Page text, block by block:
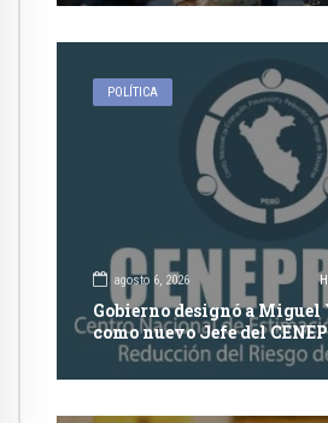
POLÍTICA
agosto 6, 2026
Gobierno designó a
como nuevo Jefe del